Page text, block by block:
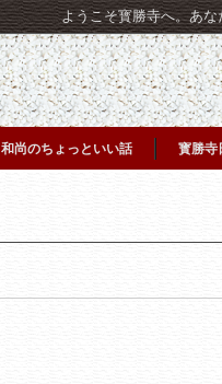
ようこそ寳勝寺へ。あ
和尚のちょっといい話 寳勝寺